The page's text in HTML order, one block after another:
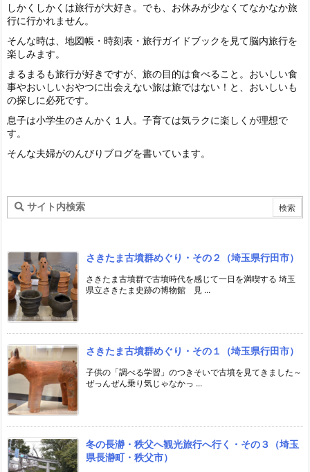
しかくしかくは旅行が大好き。でも、お休みが少なくてなかなか旅
行に行かれません。
そんな時は、地図帳・時刻表・旅行ガイドブックを見て脳内旅行を
楽しみます。
まるまるも旅行が好きですが、旅の目的は食べること。おいしい食
事やおいしいおやつに出会えない旅は旅ではない！と、おいしいも
の探しに必死です。
息子は小学生のさんかく１人。子育ては気ラクに楽しくが理想で
す。
そんな夫婦がのんびりブログを書いています。
さきたま古墳群めぐり・その２（埼玉県行田市）
さきたま古墳群で古墳時代を感じて一日を満喫する 埼玉
県立さきたま史跡の博物館 見 ...
さきたま古墳群めぐり・その１（埼玉県行田市）
子供の「調べる学習」のつきそいで古墳を見てきました～
ぜっんぜん乗り気じゃなかっ ...
冬の長瀞・秩父へ観光旅行へ行く・その３（埼玉
県長瀞町・秩父市）